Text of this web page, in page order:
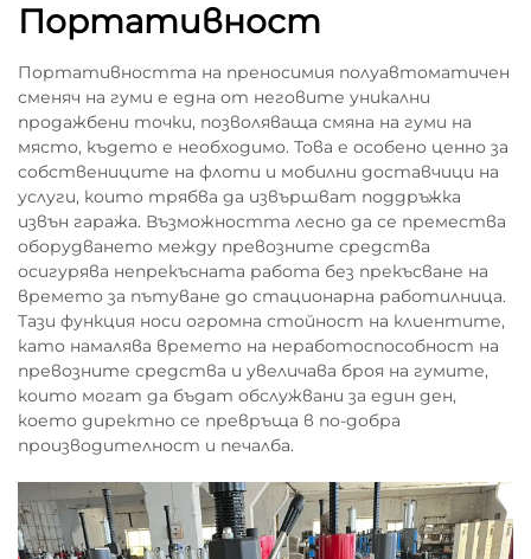
Портативност
Портативността на преносимия полуавтоматичен
сменяч на гуми е една от неговите уникални
продажбени точки, позволяваща смяна на гуми на
място, където е необходимо. Това е особено ценно за
собствениците на флоти и мобилни доставчици на
услуги, които трябва да извършват поддръжка
извън гаража. Възможността лесно да се премества
оборудването между превозните средства
осигурява непрекъсната работа без прекъсване на
времето за пътуване до стационарна работилница.
Тази функция носи огромна стойност на клиентите,
като намалява времето на неработоспособност на
превозните средства и увеличава броя на гумите,
които могат да бъдат обслужвани за един ден,
което директно се превръща в по-добра
производителност и печалба.